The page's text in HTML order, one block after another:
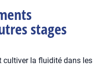
stages
cultiver la fluidité dans les